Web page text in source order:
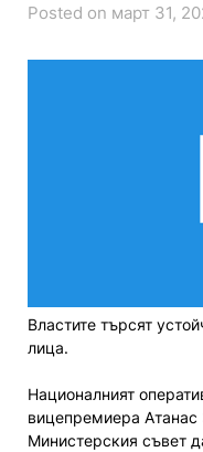
Posted on март 31,
Властите търсят
лица.
Националният
вицепремиера
Министерския съвет